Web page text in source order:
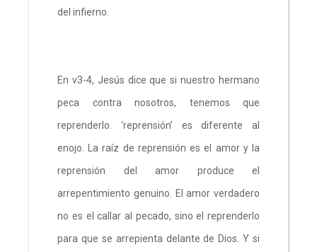
del infierno.
En v3-4, Jesús dice que si nuestro hermano
peca contra nosotros, tenemos que
reprenderlo. ‘reprensión’ es diferente al
enojo. La raíz de reprensión es el amor y la
reprensión del amor produce el
arrepentimiento genuino. El amor verdadero
no es el callar al pecado, sino el reprenderlo
para que se arrepienta delante de Dios. Y si